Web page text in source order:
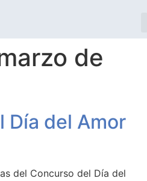
de
Día del Amor
del Concurso del Día del